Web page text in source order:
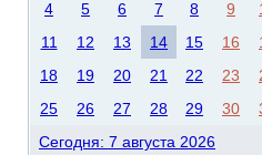
4
5 6 7 8 9
11
12 13 14 15 16
18
19 20 21 22 23
25
26 27 28 29 30
Сегодня: 7 августа 2026